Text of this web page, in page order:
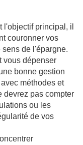
l'objectif principal, il
couronner vos
de l'épargne.
vous dépenser
bonne gestion
méthodes et
devrez pas compter
ou les
de vos